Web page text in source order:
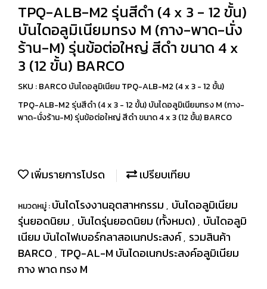
TPQ-ALB-M2 รุ่นสีดำ (4 x 3 - 12 ขั้น)
บันไดอลูมิเนียมทรง M (กาง-พาด-นั่ง
ร้าน-M) รุ่นข้อต่อใหญ่ สีดำ ขนาด 4 x
3 (12 ขั้น) BARCO
SKU : BARCO บันไดอลูมิเนียม TPQ-ALB-M2 (4 x 3 - 12 ขั้น)
TPQ-ALB-M2 รุ่นสีดำ (4 x 3 - 12 ขั้น) บันไดอลูมิเนียมทรง M (กาง-
พาด-นั่งร้าน-M) รุ่นข้อต่อใหญ่ สีดำ ขนาด 4 x 3 (12 ขั้น) BARCO
เพิ่มรายการโปรด เปรียบเทียบ
หมวดหมู่ :บันไดโรงงานอุตสาหกรรม , บันไดอลูมิเนียม
รุ่นยอดนิยม , บันไดรุ่นยอดนิยม (ทั้งหมด) , บันไดอลูมิ
เนียม บันไดไฟเบอร์กลาสอเนกประสงค์, รวมสินค้า
BARCO , TPQ-AL-M บันไดอเนกประสงค์อลูมิเนียม
กาง พาด ทรง M